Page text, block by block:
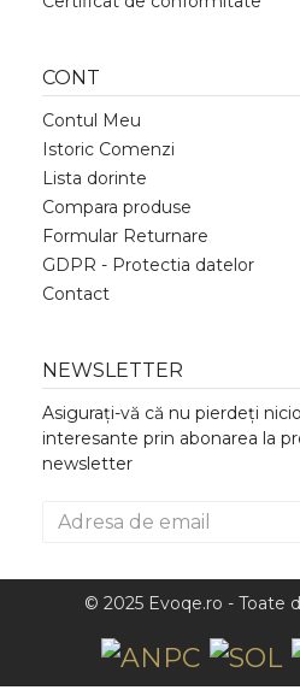
CONT
Contul Meu
Istoric Comenzi
Lista dorinte
Compara produse
Formular Returnare
GDPR - Protectia datelor
Contact
NEWSLETTER
Asigurați-vă că nu pierdeți
interesante prin abonarea la
newsletter
© 2025 Evoqe.ro - Toate